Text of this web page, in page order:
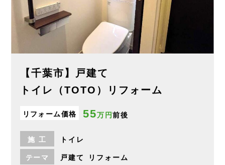
【千葉市】戸建て
トイレ（TOTO）リフォーム
リフォーム価格 55万円前後
施 工 トイレ
テーマ 戸建て リフォーム